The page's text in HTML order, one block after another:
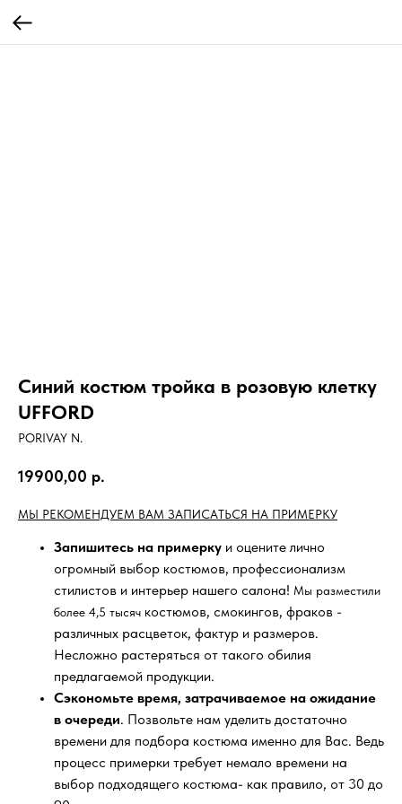
Синий костюм тройка в розовую клетку
UFFORD
PORIVAY N.
19900,00 р.
МЫ РЕКОМЕНДУЕМ ВАМ ЗАПИСАТЬСЯ НА ПРИМЕРКУ
Запишитесь на примерку и оцените лично
огромный выбор костюмов, профессионализм
стилистов и интерьер нашего салона! Мы разместили
более 4,5 тысяч костюмов, смокингов, фраков -
различных расцветок, фактур и размеров.
Несложно растеряться от такого обилия
предлагаемой продукции.
Сэкономьте время, затрачиваемое на ожидание
в очереди. Позвольте нам уделить достаточно
времени для подбора костюма именно для Вас. Ведь
процесс примерки требует немало времени на
выбор подходящего костюма- как правило, от 30 до